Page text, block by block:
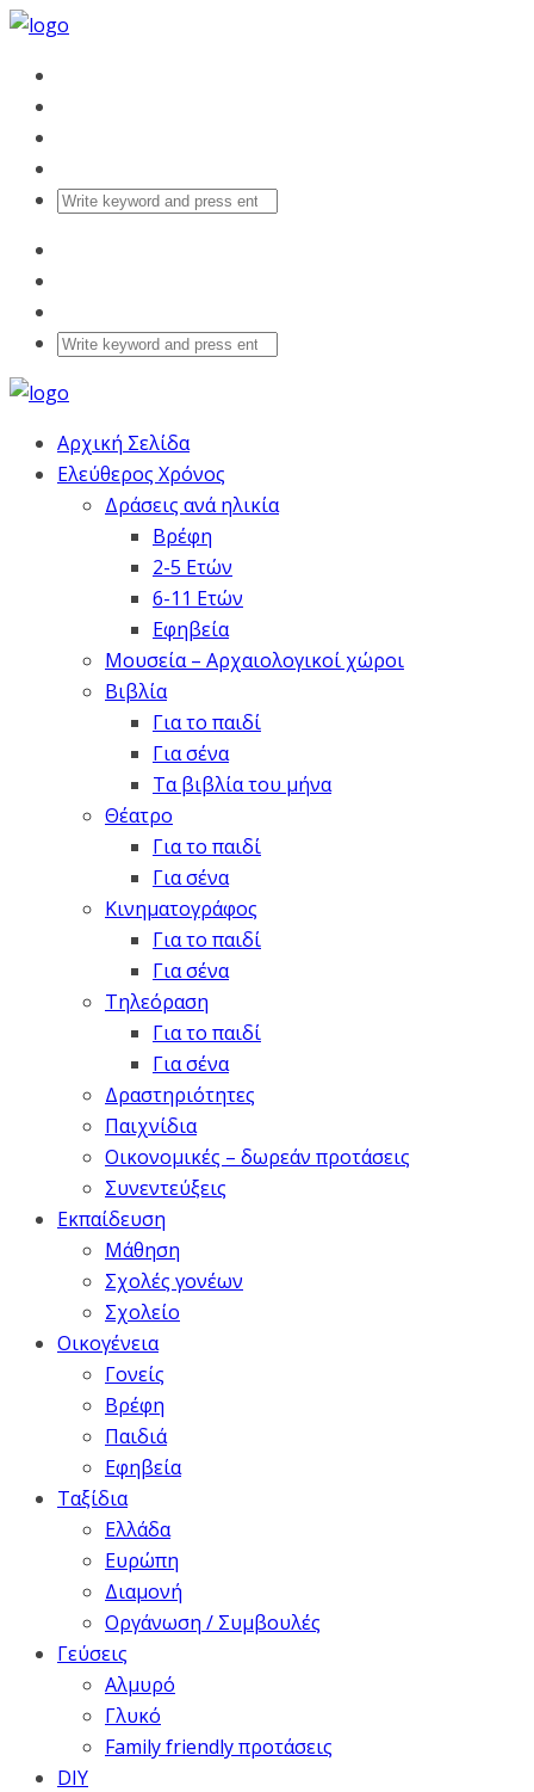
Αρχική Σελίδα
Ελεύθερος Χρόνος
Δράσεις ανά ηλικία
Βρέφη
2-5 Ετών
6-11 Ετών
Εφηβεία
Μουσεία – Αρχαιολογικοί χώροι
Βιβλία
Για το παιδί
Για σένα
Τα βιβλία του μήνα
Θέατρο
Για το παιδί
Για σένα
Κινηματογράφος
Για το παιδί
Για σένα
Τηλεόραση
Για το παιδί
Για σένα
Δραστηριότητες
Παιχνίδια
Οικονομικές – δωρεάν προτάσεις
Συνεντεύξεις
Εκπαίδευση
Μάθηση
Σχολές γονέων
Σχολείο
Οικογένεια
Γονείς
Βρέφη
Παιδιά
Εφηβεία
Ταξίδια
Ελλάδα
Ευρώπη
Διαμονή
Οργάνωση / Συμβουλές
Γεύσεις
Αλμυρό
Γλυκό
Family friendly προτάσεις
DIY